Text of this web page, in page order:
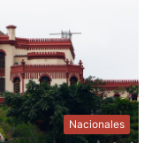
Nacionales